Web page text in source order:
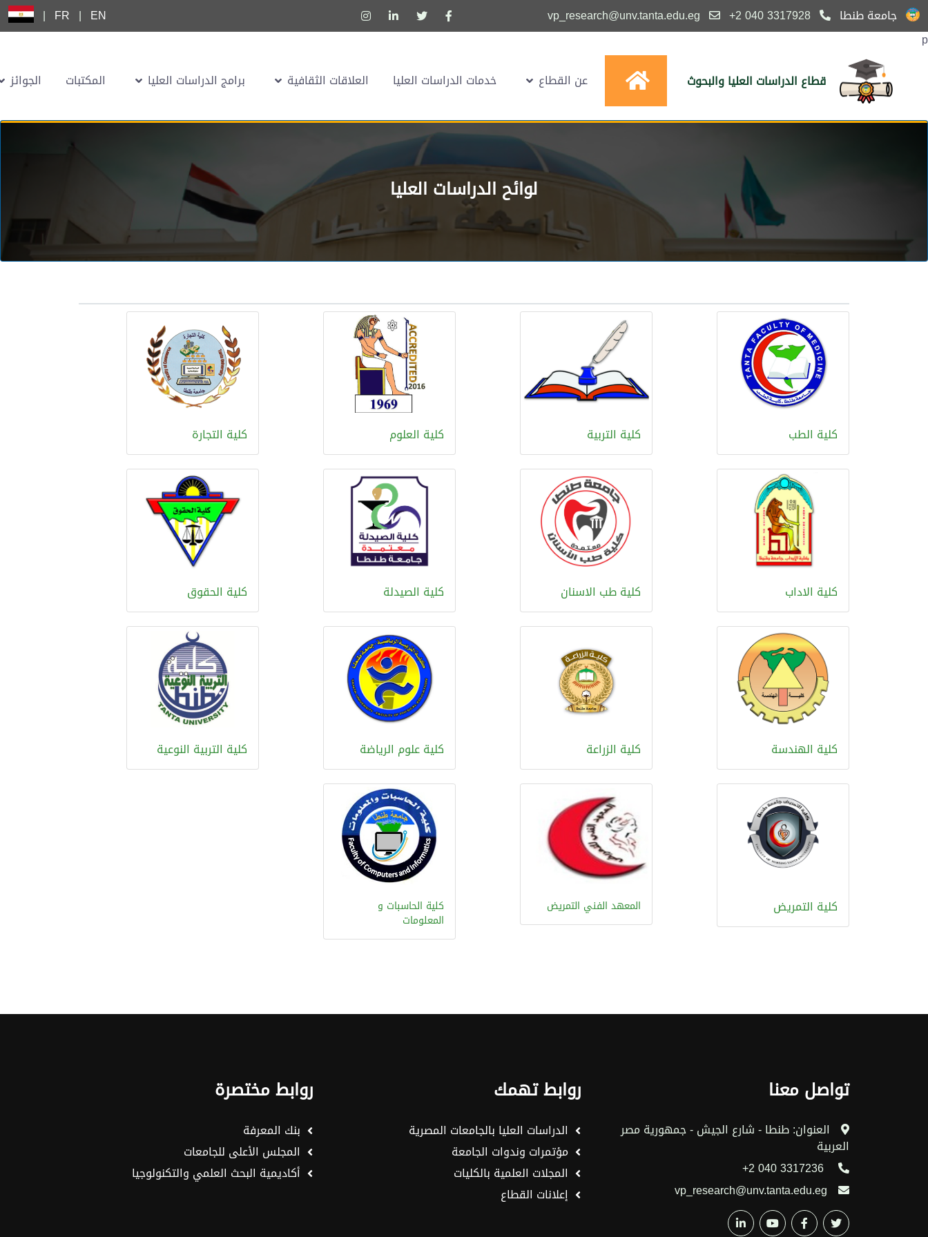
جامعة طنطا 3317928 040 2+
vp_research@unv.tanta.edu.eg
EN
|
FR
|
p
قطاع الدراسات العليا والبحوث
عن القطاع خدمات الدراسات العليا العلاقات الثقافية برامج الدراسات العليا المكتبات الجوائز
لوائح الدراسات العليا
كلية الطب كلية التربية كلية العلوم كلية التجارة
كلية الاداب كلية طب الاسنان كلية الصيدلة كلية الحقوق
كلية الهندسة كلية الزراعة كلية علوم الرياضة كلية التربية النوعية
كلية التمريض المعهد الفني التمريض كلية الحاسبات و
المعلومات
تواصل معنا
العنوان: طنطا - شارع الجيش - جمهورية مصر
العربية
vp_research@unv.tanta.edu.eg
روابط تهمك
الدراسات العليا بالجامعات المصرية
مؤتمرات وندوات الجامعة
المجلات العلمية بالكليات
إعلانات القطاع
روابط مختصرة
بنك المعرفة
المجلس الأعلى للجامعات
أكاديمية البحث العلمي والتكنولوجيا